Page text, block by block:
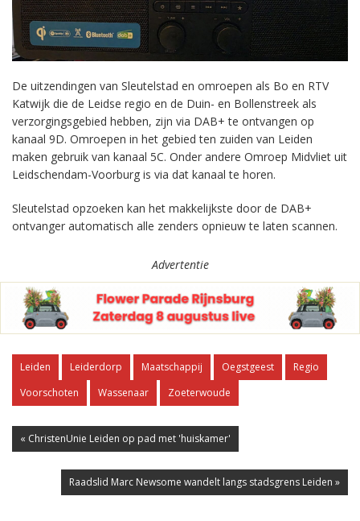
De uitzendingen van Sleutelstad en omroepen als Bo en RTV
Katwijk die de Leidse regio en de Duin- en Bollenstreek als
verzorgingsgebied hebben, zijn via DAB+ te ontvangen op
kanaal 9D. Omroepen in het gebied ten zuiden van Leiden
maken gebruik van kanaal 5C. Onder andere Omroep Midvliet uit
Leidschendam-Voorburg is via dat kanaal te horen.
Sleutelstad opzoeken kan het makkelijkste door de DAB+
ontvanger automatisch alle zenders opnieuw te laten scannen.
Advertentie
Leiden Leiderdorp Maatschappij Oegstgeest
Regio
Voorschoten
Wassenaar Zoeterwoude
« ChristenUnie Leiden op pad met 'huiskamer'
Raadslid Marc Newsome wandelt langs stadsgrens Leiden »